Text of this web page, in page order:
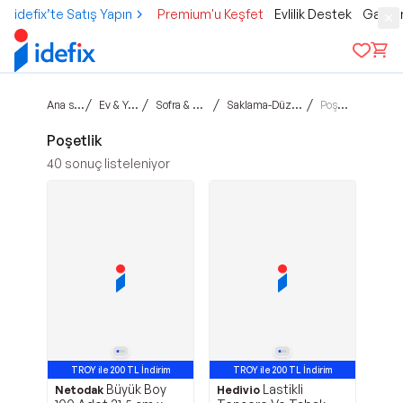
idefix’te Satış Yapın Premium'u Keşfet Evlilik Destek
Ana sayfa/ Ev & Yaşam / Sofra & Mutfak / Saklama-Düzenleme / Poşetlik
Poşetlik
40 sonuç listeleniyor
TROY ile 200 TL İndirim
Netodak Büyük Boy
TROY ile 200 TL İndirim
Hedivio Lastikli